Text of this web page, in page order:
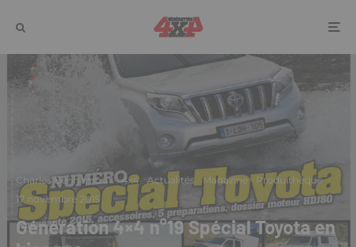
Charles Benhamou · 4x4 Actualités Magazine Produithèque ·
17 novembre 2015
Génération 4×4 n°19 Spécial Toyota en